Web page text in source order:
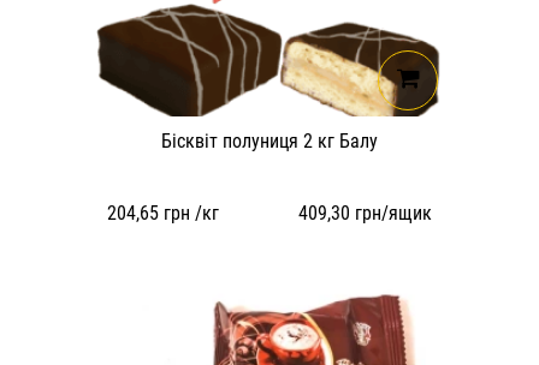
Бісквіт полуниця 2 кг Балу
204,65 грн /кг 409,30 грн/ящик